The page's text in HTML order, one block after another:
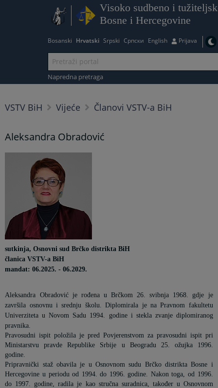
Visoko sudbeno i
Bosne i Hercegovine
Bosanski Hrvatski Srpski Српски English Prijava
Napredna pretraga
VSTV BiH Vijeće Članovi VSTV-a BiH
Aleksandra Obradović
sutkinja, Osnovni sud Brčko distrikta BiH
članica VSTV-a BiH
mandat: 06.2025. - 06.2029.
Aleksandra Obradović je rođena u Brčkom 26. svibnja 1968. gdje je
završila osnovnu i srednju školu. Diplomirala je na Pravnom fakultetu
Univerziteta u Novom Sadu 1994. godine i stekla zvanje diplomiranog
pravnika.
Pravosudni ispit položila je pred Povjerenstvom za pravosudni ispit pri
Ministarstvu pravde Republike Srbije u Beogradu 25. ožujka 1996.
godine.
Pripravnički staž obavila je u Osnovnom sudu Brčko distrikta Bosne i
Hercegovine u periodu od 1994. do 1996. godine. Nakon toga, od 1996.
do 1997. godine, radila je kao stručna suradnica, također u Osnovnom